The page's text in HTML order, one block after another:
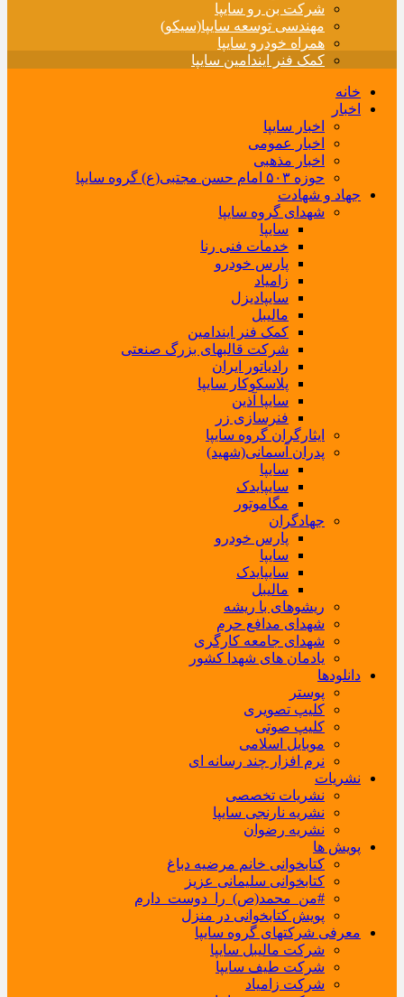
شرکت بن رو سایپا
مهندسی توسعه سایپا(سیکو)
همراه خودرو سایپا
کمک فنر ایندامین سایپا
خانه
اخبار
اخبار سایپا
اخبار عمومی
اخبار مذهبی
حوزه ۵۰۳ امام حسن مجتبی(ع) گروه سایپا
جهاد و شهادت
شهدای گروه سایپا
سایپا
خدمات فنی رنا
پارس خودرو
زامیاد
سایپادیزل
مالیبل
کمک فنر ایندامین
شرکت قالبهای بزرگ صنعتی
رادیاتور ایران
پلاسکوکار سایپا
سایپا آذین
فنرسازی زر
ایثارگران گروه سایپا
پدران آسمانی(شهید)
سایپا
سایپایدک
مگاموتور
جهادگران
پارس خودرو
سایپا
سایپایدک
مالیبل
ریشوهای با ریشه
شهدای مدافع حرم
شهدای جامعه کارگری
یادمان های شهدا کشور
دانلودها
پوستر
کلیپ تصویری
کلیپ صوتی
موبایل اسلامی
نرم افزار چند رسانه ای
نشریات
نشریات تخصصی
نشریه نارنجی سایپا
نشریه رضوان
پویش ها
کتابخوانی خانم مرضیه دباغ
کتابخوانی سلیمانی عزیز
#من_محمد(ص)_را_دوست_دارم
پویش کتابخوانی در منزل
معرفی شرکتهای گروه سایپا
شرکت مالیبل سایپا
شرکت طیف سایپا
شرکت زامیاد